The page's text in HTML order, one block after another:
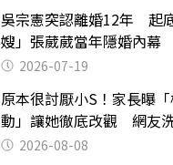
吳宗憲突認離婚12年 起
嫂」張葳葳當年隱婚內幕
2026-07-19
原本很討厭小S！家長曝
動」讓她徹底改觀 網友
2026-08-08